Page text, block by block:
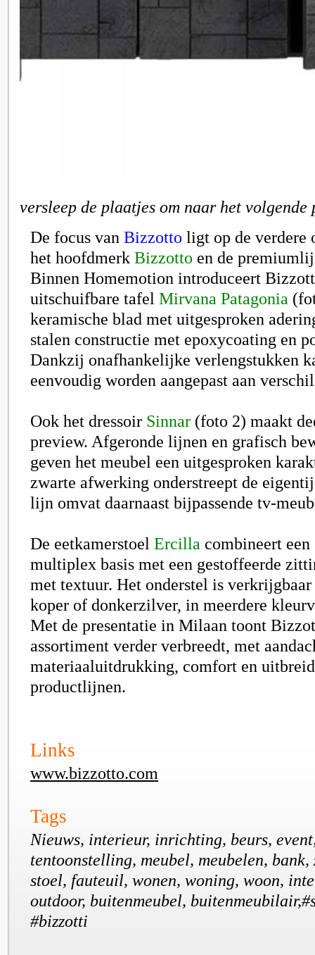
versleep de plaatjes om naar het
De focus van Bizzotto ligt op de verdere
het hoofdmerk Bizzotto en de
Binnen Homemotion introduceert
uitschuifbare tafel Mirvana Patagonia
keramische blad met uitgesproken
stalen constructie met epoxycoating en
Dankzij onafhankelijke verlengstukken
eenvoudig worden aangepast aan
Ook het dressoir Sinnar (foto 2) maakt
preview. Afgeronde lijnen en grafisch
geven het meubel een uitgesproken
zwarte afwerking onderstreept de
lijn omvat daarnaast bijpassende tv-
De eetkamerstoel Ercilla combineert een
multiplex basis met een gestoffeerde
met textuur. Het onderstel is
koper of donkerzilver, in meerdere
Met de presentatie in Milaan toont
assortiment verder verbreedt, met
materiaaluitdrukking, comfort en
productlijnen.
Links
www.bizzotto.com
Tags
Nieuws, interieur, inrichting, beurs,
tentoonstelling, meubel, meubelen, bank,
stoel, fauteuil, wonen, woning, woon,
outdoor, buitenmeubel,
#bizzotti